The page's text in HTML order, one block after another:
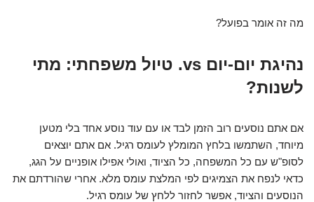
מה זה אומר בפועל?
נהיגת יום-יום vs. טיול משפחתי: מתי
לשנות?
אם אתם נוסעים רוב הזמן לבד או עם עוד נוסע אחד בלי מטען
מיוחד, השתמשו בלחץ המומלץ לעומס רגיל. אם אתם יוצאים
לסופ"ש עם כל המשפחה, כל הציוד, ואולי אפילו אופניים על הגג,
כדאי לנפח את הצמיגים לפי המלצת עומס מלא. אחרי שהורדתם את
הנוסעים והציוד, אפשר לחזור ללחץ של עומס רגיל.